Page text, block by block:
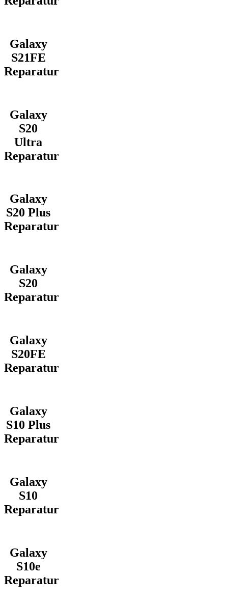
Galaxy
S21FE
Reparatur
Galaxy
S20
Ultra
Reparatur
Galaxy
S20 Plus
Reparatur
Galaxy
S20
Reparatur
Galaxy
S20FE
Reparatur
Galaxy
S10 Plus
Reparatur
Galaxy
S10
Reparatur
Galaxy
S10e
Reparatur